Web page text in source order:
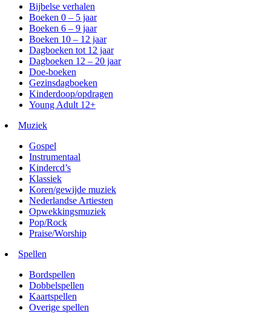
Bijbelse verhalen
Boeken 0 – 5 jaar
Boeken 6 – 9 jaar
Boeken 10 – 12 jaar
Dagboeken tot 12 jaar
Dagboeken 12 – 20 jaar
Doe-boeken
Gezinsdagboeken
Kinderdoop/opdragen
Young Adult 12+
Muziek
Gospel
Instrumentaal
Kindercd’s
Klassiek
Koren/gewijde muziek
Nederlandse Artiesten
Opwekkingsmuziek
Pop/Rock
Praise/Worship
Spellen
Bordspellen
Dobbelspellen
Kaartspellen
Overige spellen